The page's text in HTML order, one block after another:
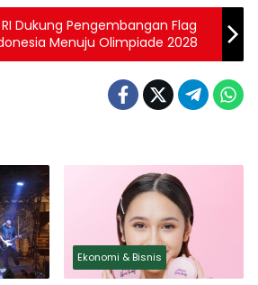
Dukung Pengembangan Flag
Menuju Olimpiade 2028
Ekonomi & Bisnis